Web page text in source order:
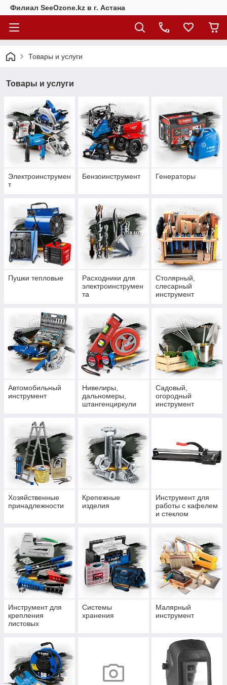
Филиал SeeOzone.kz в г. Астана
Товары и услуги
Товары и услуги
Электроинструмен
т
Бензоинструмент Генераторы
Пушки тепловые
Расходники для
электроинструмен
та
Столярный,
слесарный
инструмент
Автомобильный
инструмент
Нивелиры,
дальномеры,
штангенциркули
Садовый,
огородный
инструмент
Хозяйственные
принадлежности
Крепежные
изделия
Инструмент для
работы с кафелем
и стеклом
Инструмент для
крепления
листовых
Системы
хранения
Малярный
инструмент